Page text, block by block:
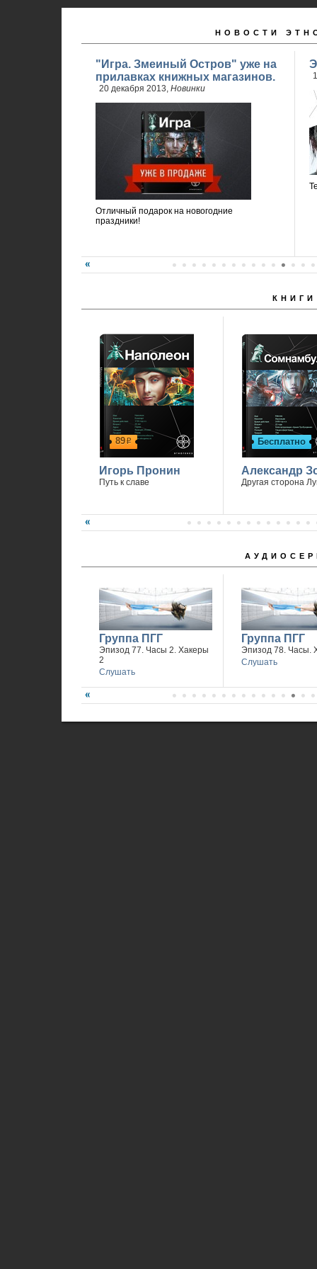
НОВОСТИ
"Игра. Змеиный Остров" уже на
прилавках книжных магазинов.
20 декабря 2013, Новинки
Отличный подарок на новогодние
праздники!
КНИГИ
89р
Игорь Пронин
Путь к славе
Бесплатно
Александр
Другая сторона
Группа ПГГ
Эпизод 77. Часы 2. Хакеры
2
Слушать
Группа ПГГ
Эпизод 78. Часы.
Слушать